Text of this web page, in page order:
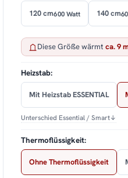
120 cm600 Watt 140 cm
Diese Größe wärmtca. 9
Heizstab:
Mit Heizstab ESSENTIAL
Unterschied Essential / Smart↓
Thermoflüssigkeit:
Ohne Thermoflüssigkeit